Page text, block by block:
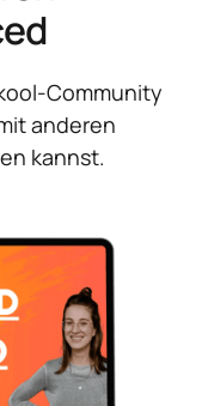
Community
anderen
kannst.